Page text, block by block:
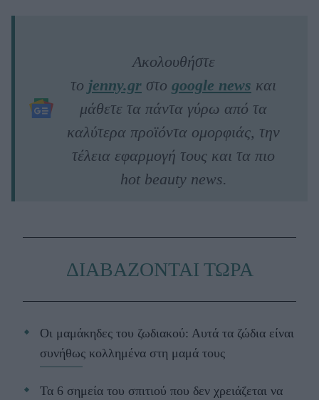
Ακολουθήστε
το jenny.gr στο google news και
μάθετε τα πάντα γύρω από τα
καλύτερα προϊόντα ομορφιάς, την
τέλεια εφαρμογή τους και τα πιο
hot beauty news.
ΔΙΑΒΑΖΟΝΤΑΙ ΤΩΡΑ
Οι μαμάκηδες του ζωδιακού: Αυτά τα ζώδια είναι
συνήθως κολλημένα στη μαμά τους
Τα 6 σημεία του σπιτιού που δεν χρειάζεται να